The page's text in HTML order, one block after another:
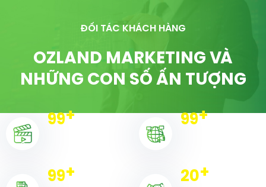
ĐỐI TÁC KHÁCH HÀNG
OZLAND MARKETING VÀ
NHỮNG CON SỐ ẤN TƯỢNG
100+ 100+
100+ 20+